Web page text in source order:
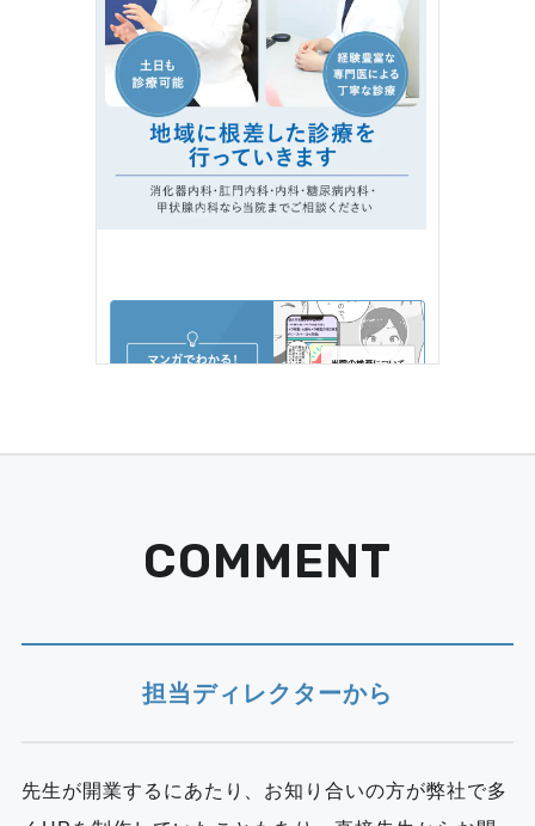
COMMENT
担当ディレクターから
先生が開業するにあたり、お知り合いの方が弊社で多